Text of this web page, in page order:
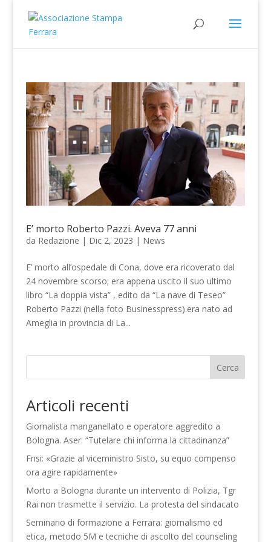
E’ morto Roberto Pazzi. Aveva 77 anni
da Redazione | Dic 2, 2023 | News
E’ morto all’ospedale di Cona, dove era ricoverato dal
24 novembre scorso; era appena uscito il suo ultimo
libro “La doppia vista” , edito da “La nave di Teseo”
Roberto Pazzi (nella foto Businesspress).era nato ad
Ameglia in provincia di La...
Cerca
Articoli recenti
Giornalista manganellato e operatore aggredito a
Bologna. Aser: “Tutelare chi informa la cittadinanza”
Fnsi: «Grazie al viceministro Sisto, su equo compenso
ora agire rapidamente»
Morto a Bologna durante un intervento di Polizia, Tgr
Rai non trasmette il servizio. La protesta del sindacato
Seminario di formazione a Ferrara: giornalismo ed
etica, metodo 5M e tecniche di ascolto del counseling